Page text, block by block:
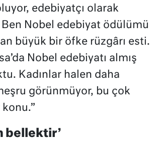
edebiyatçı olarak
Nobel edebiyat ödülümü
büyük bir öfke rüzgârı esti.
Nobel edebiyatı almış
Kadınlar halen daha
görünmüyor, bu çok
konu.”
bellektir’